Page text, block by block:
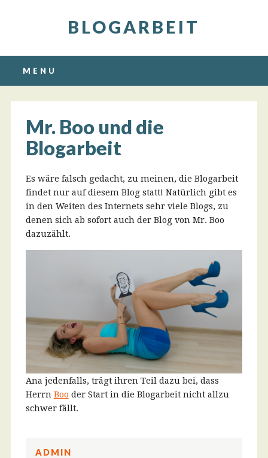
BLOGARBEIT
Main menu
MENU
Mr. Boo und die
Blogarbeit
Es wäre falsch gedacht, zu meinen, die Blogarbeit
findet nur auf diesem Blog statt! Natürlich gibt es
in den Weiten des Internets sehr viele Blogs, zu
denen sich ab sofort auch der Blog von Mr. Boo
dazuzählt.
Ana jedenfalls, trägt ihren Teil dazu bei, dass
Herrn Boo der Start in die Blogarbeit nicht allzu
schwer fällt.
ADMIN